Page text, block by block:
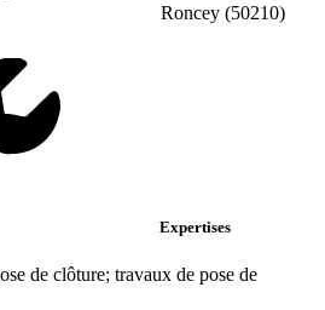
Roncey (50210)
Expertises
de clôture; travaux de pose de